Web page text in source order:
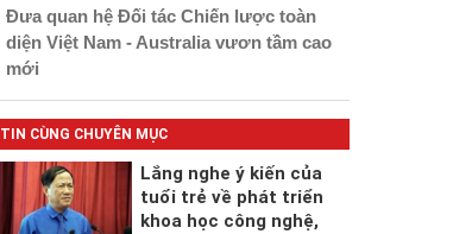
Đưa quan hệ Đối tác Chiến lược toàn
diện Việt Nam - Australia vươn tầm cao
mới
TIN CÙNG CHUYÊN MỤC
Lắng nghe ý kiến của
tuổi trẻ về phát triển
khoa học công nghệ,